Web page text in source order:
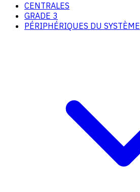
CENTRALES
GRADE 3
PÉRIPHÉRIQUES DU SYSTÈME